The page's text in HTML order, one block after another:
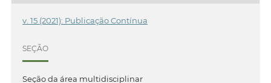
v. 15 (2021): Publicação Contínua
SEÇÃO
Seção da área multidisciplinar